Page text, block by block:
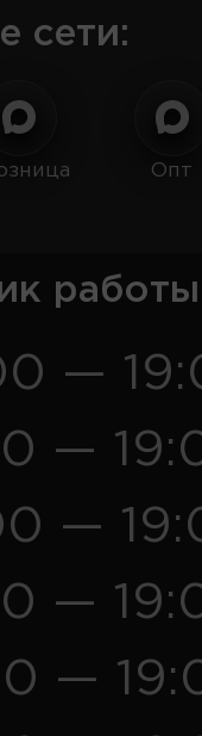
сети:
Опт
—
—
—
—
—